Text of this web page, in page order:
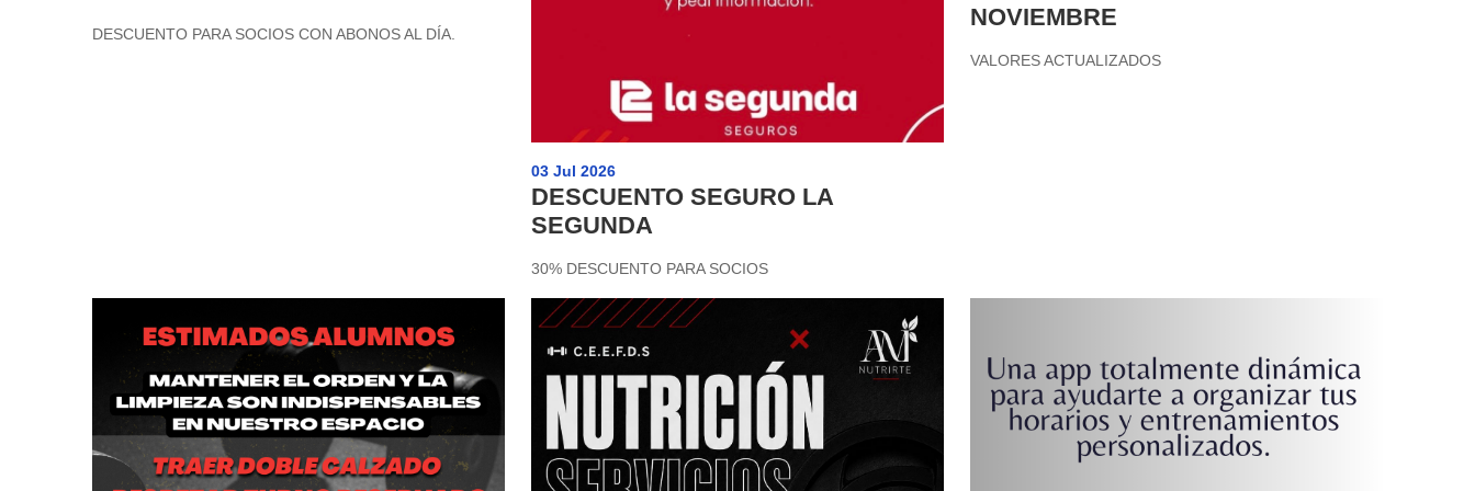
DESCUENTO PARA SOCIOS CON ABONOS AL DÍA.
03 Jul 2026
DESCUENTO SEGURO LA
SEGUNDA
30% DESCUENTO PARA SOCIOS
NOVIEMBRE
VALORES ACTUALIZADOS